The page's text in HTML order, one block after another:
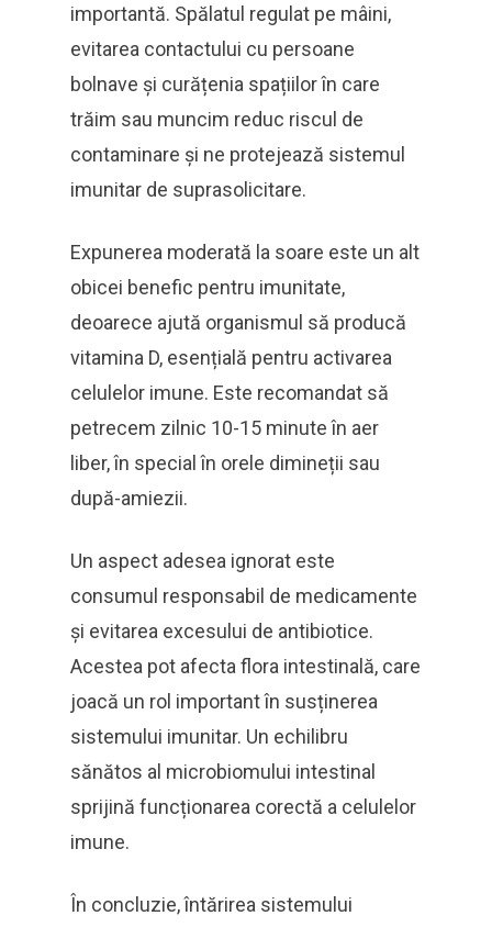
importantă. Spălatul regulat pe mâini,
evitarea contactului cu persoane
bolnave și curățenia spațiilor în care
trăim sau muncim reduc riscul de
contaminare și ne protejează sistemul
imunitar de suprasolicitare.
Expunerea moderată la soare este un alt
obicei benefic pentru imunitate,
deoarece ajută organismul să producă
vitamina D, esențială pentru activarea
celulelor imune. Este recomandat să
petrecem zilnic 10-15 minute în aer
liber, în special în orele dimineții sau
după-amiezii.
Un aspect adesea ignorat este
consumul responsabil de medicamente
și evitarea excesului de antibiotice.
Acestea pot afecta flora intestinală, care
joacă un rol important în susținerea
sistemului imunitar. Un echilibru
sănătos al microbiomului intestinal
sprijină funcționarea corectă a celulelor
imune.
În concluzie, întărirea sistemului